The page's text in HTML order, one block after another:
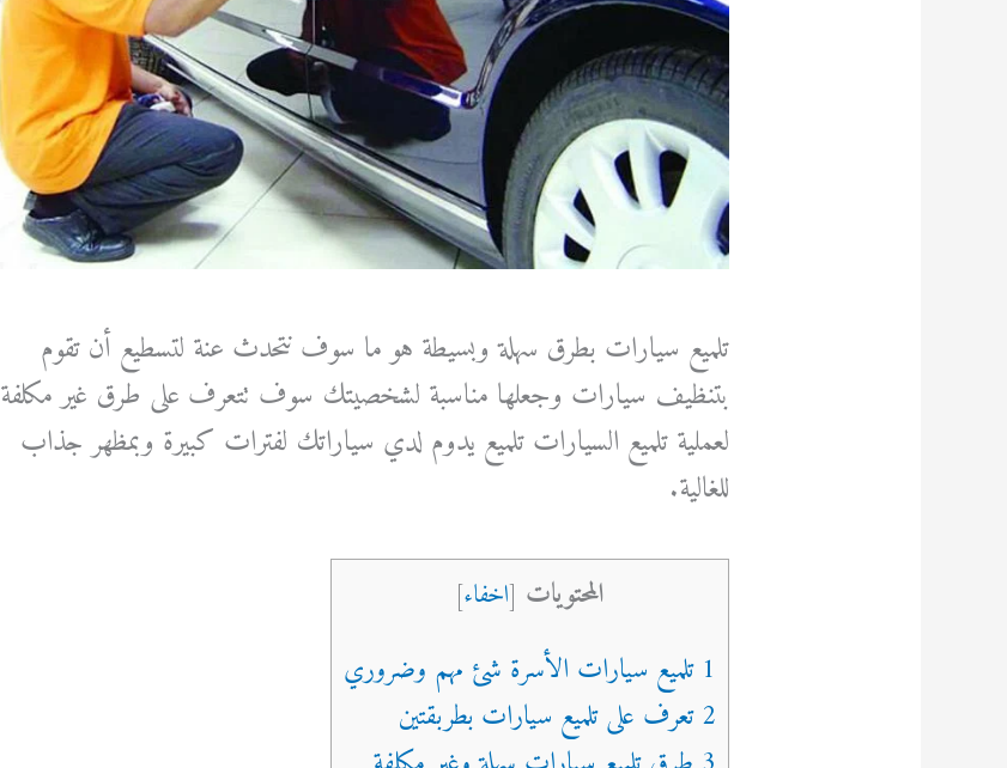
تلميع سيارات بطرق سهلة وبسيطة هو ما سوف نتحدث عنة لتسطيع أن تقوم
بتنظيف سيارات وجعلها مناسبة لشخصيتك سوف تتعرف على طرق غير مكلفة
لعملية تلميع السيارات تلميع يدوم لدي سياراتك لفترات كبيرة وبمظهر جذاب
للغالية.
المحتويات [اخفاء]
1 تلميع سيارات الأسرة شئ مهم وضروري
2 تعرف على تلميع سيارات بطربقتين